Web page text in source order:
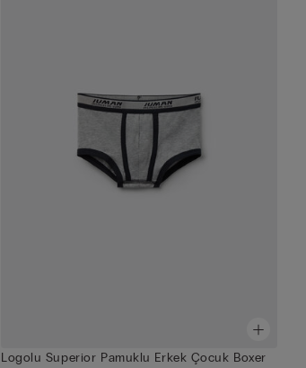
Logolu Superior Pamuklu Erkek Çocuk Boxer